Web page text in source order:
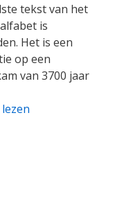
tekst van het
is
Het is een
op een
van 3700 jaar